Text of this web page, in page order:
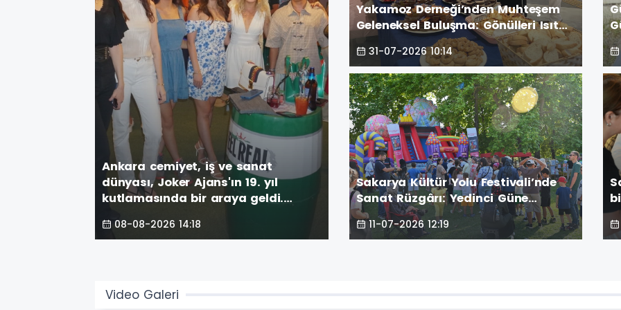
Ankara cemiyet, iş ve sanat
dünyası, Joker Ajans'ın 19. yıl
kutlamasında bir araya geldi.
gerçekleşen görkemli parti,
08-08-2026 14:18
Yakamoz Derneği’nden Muhteşem
Geleneksel Buluşma: Gönülleri Isıtan
Zirve! GÜNÜN ÖNE ÇIKAN FOTOĞRAF
KARELERİ
31-07-2026 10:14
Sakarya Kültür Yolu Festivali’nde
Sanat Rüzgârı: Yedinci Güne
Geleneksel İzler Damga Vurdu
11-07-2026 12:19
Video Galeri